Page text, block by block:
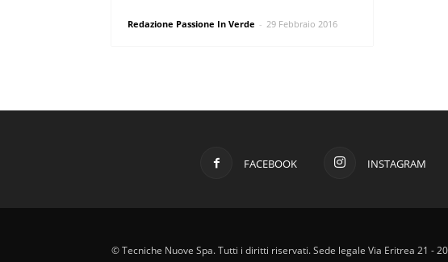
Redazione Passione In Verde - 29 Febbraio 2016
FACEBOOK INSTAGRAM
© Tecniche Nuove Spa. Tutti i diritti riservati. Sede legale Via Eritrea 21 -